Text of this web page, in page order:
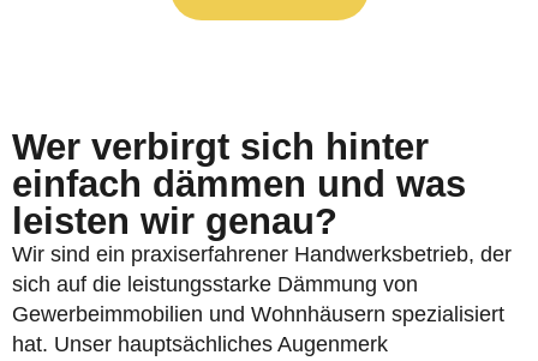
Wer verbirgt sich hinter
einfach dämmen und was
leisten wir genau?
Wir sind ein praxiserfahrener Handwerksbetrieb, der
sich auf die leistungsstarke Dämmung von
Gewerbeimmobilien und Wohnhäusern spezialisiert
hat. Unser hauptsächliches Augenmerk